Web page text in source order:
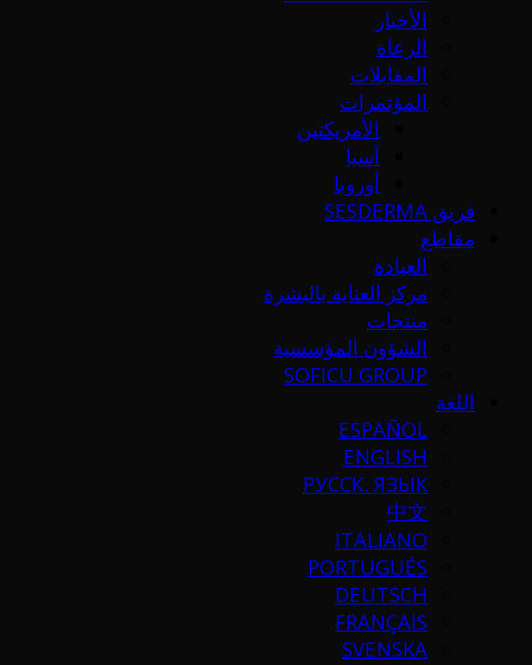
الأخبار
الرعاة
المقابلات
المؤتمرات
الأمريكتين
آسيا
أوروبا
فريق SESDERMA
مقاطع
العيادة
مركز العناية بالبشرة
منتجات
الشؤون المؤسسية
SOFICU GROUP
اللغة
ESPAÑOL
ENGLISH
РУССК. ЯЗЫК
中文
ITALIANO
PORTUGUÉS
DEUTSCH
FRANÇAIS
SVENSKA